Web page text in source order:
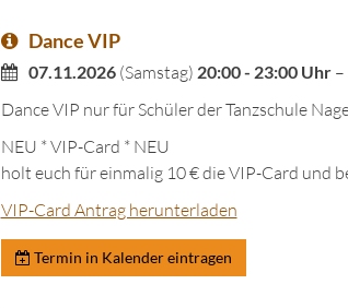
Dance VIP
07.11.2026 (Samstag) 20:00 - 23:00 Uhr –
Dance VIP nur für Schüler der Tanzschule
NEU * VIP-Card * NEU
holt euch für einmalig 10 € die VIP-Card und
VIP-Card Antrag herunterladen
Termin in Kalender eintragen